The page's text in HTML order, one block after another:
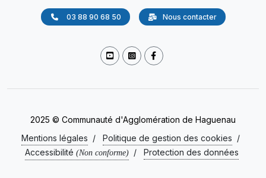
03 88 90 68 50 Nous contacter
2025 © Communauté d'Agglomération de Haguenau
Mentions légales / Politique de gestion des cookies /
Accessibilité (Non conforme) / Protection des données